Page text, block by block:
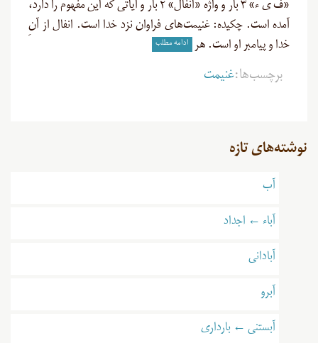
«ف ی ء» ۳ بار و واژه «انفال» ۲ بار و آیاتی که این مفهوم را دارد،
آمده است. چکیده: غنیمت‌های فراوان نزد خدا است. انفال از آنِ
خدا و پیامبر او است. هر
ادامه مطلب
برچسب‌ها:غنيمت
نوشته‌های تازه
آب
آباء ← اجداد
آبادانی
آبرو
آبستنی ← بارداری